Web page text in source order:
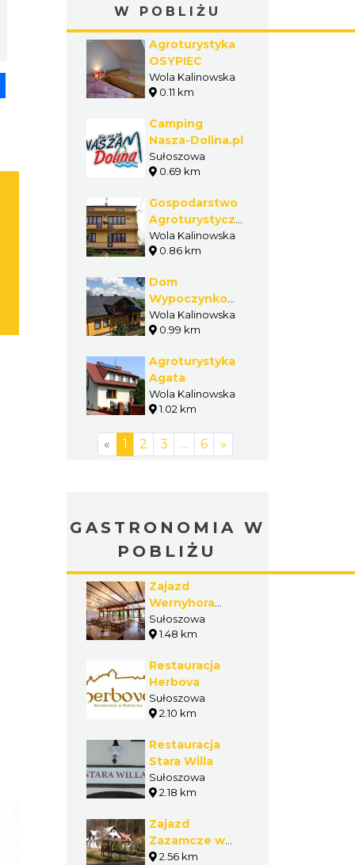
W POBLIŻU
Agroturystyka
OSYPIEC
Wola Kalinowska
0.11 km
Camping
Nasza-Dolina.pl
Sułoszowa
0.69 km
Gospodarstwo
Agroturystyczne
U Cichego
Wola Kalinowska
0.86 km
Dom
Wypoczynkowy
Przy Szlaku
Wola Kalinowska
0.99 km
Agroturystyka
Agata
Wola Kalinowska
1.02 km
« 1 2 3 … 6 »
GASTRONOMIA W
POBLIŻU
Zajazd
Wernyhora
Restauracja &
Noclegi
Sułoszowa
1.48 km
Restauracja
Herbova
Sułoszowa
2.10 km
Restauracja
Stara Willa
Sułoszowa
2.18 km
Zajazd
Zazamcze w
Ojcowie
2.56 km